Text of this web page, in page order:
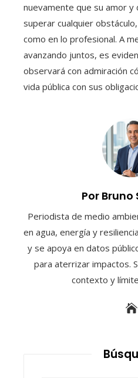
nuevamente que su amor y
superar cualquier
como en lo profesional. A
avanzando juntos, es
observará con admiración
vida pública con sus
Por
Periodista de medio
en agua, energía y
y se apoya en datos
para aterrizar impactos.
contexto y